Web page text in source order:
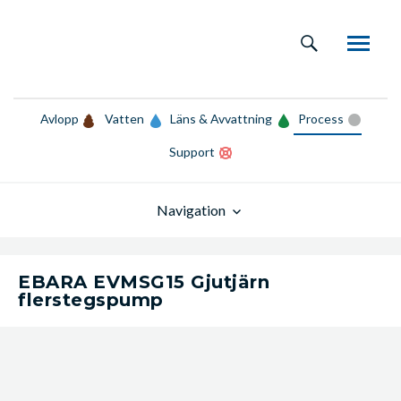
Avlopp Vatten Läns & Avvattning Process
Support
Navigation
EBARA EVMSG15 Gjutjärn
flerstegspump